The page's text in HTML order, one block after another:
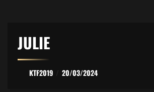
JULIE
KTF2019 20/03/2024